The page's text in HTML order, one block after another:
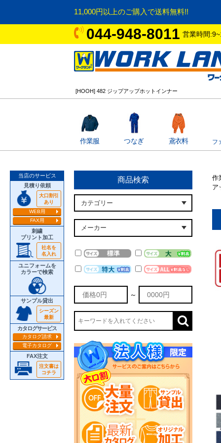
11,000円以上のご購入で送料無料!!
044-948-8011 営業時間
[HOOH] 482 ジップアップホットインナー
作業服 つなぎ 鳶衣料 フ
当店のサービス
見積り依頼
大口割引
あり
WEB用
FAX用
刺繍
プリント加工
社名を
名入れ
ユニフォームを
カラーで検索
サンプル貸出
シーズン
最新
カタログサービス
カタログ請求
電子カタログ
FAX注文
注文書は
コチラ
商品検索
～
作
ア